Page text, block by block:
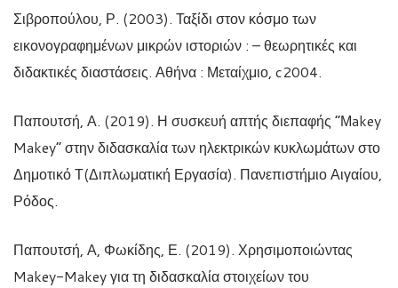
Σιβροπούλου, Ρ. (2003). Ταξίδι στον κόσμο των
εικονογραφημένων μικρών ιστοριών : – θεωρητικές και
διδακτικές διαστάσεις. Αθήνα : Μεταίχμιο, c2004.
Παπουτσή, Α. (2019). Η συσκευή απτής διεπαφής “Μakey
Makey” στην διδασκαλία των ηλεκτρικών κυκλωμάτων στο
Δημοτικό Τ(Διπλωματική Εργασία). Πανεπιστήμιο Αιγαίου,
Ρόδος.
Παπουτσή, Α, Φωκίδης, Ε. (2019). Χρησιμοποιώντας
Makey-Makey για τη διδασκαλία στοιχείων του